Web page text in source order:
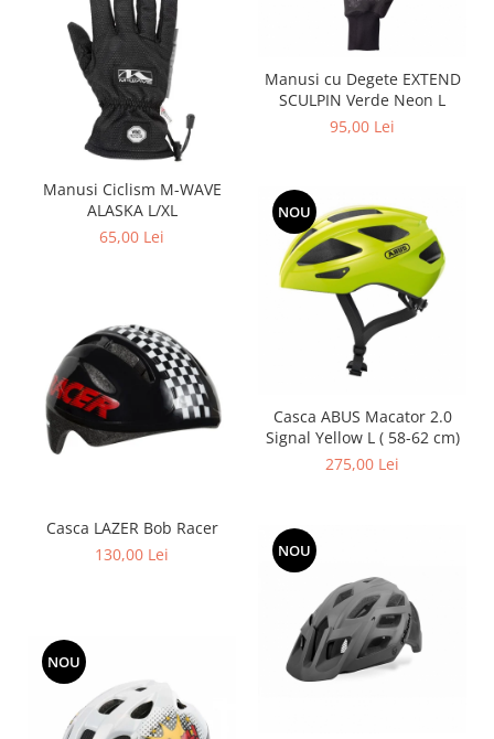
Manusi cu Degete EXTEND
SCULPIN Verde Neon L
95,00 Lei
Manusi Ciclism M-WAVE
ALASKA L/XL
65,00 Lei
NOU
Casca ABUS Macator 2.0
Signal Yellow L ( 58-62 cm)
275,00 Lei
Casca LAZER Bob Racer
130,00 Lei
NOU
NOU